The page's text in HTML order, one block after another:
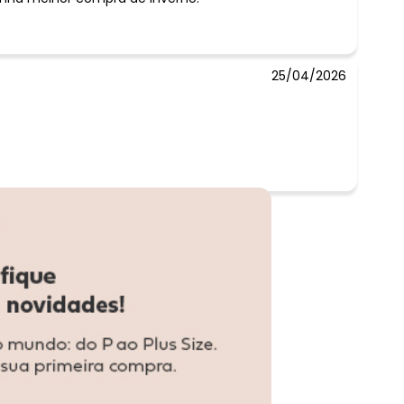
25/04/2026